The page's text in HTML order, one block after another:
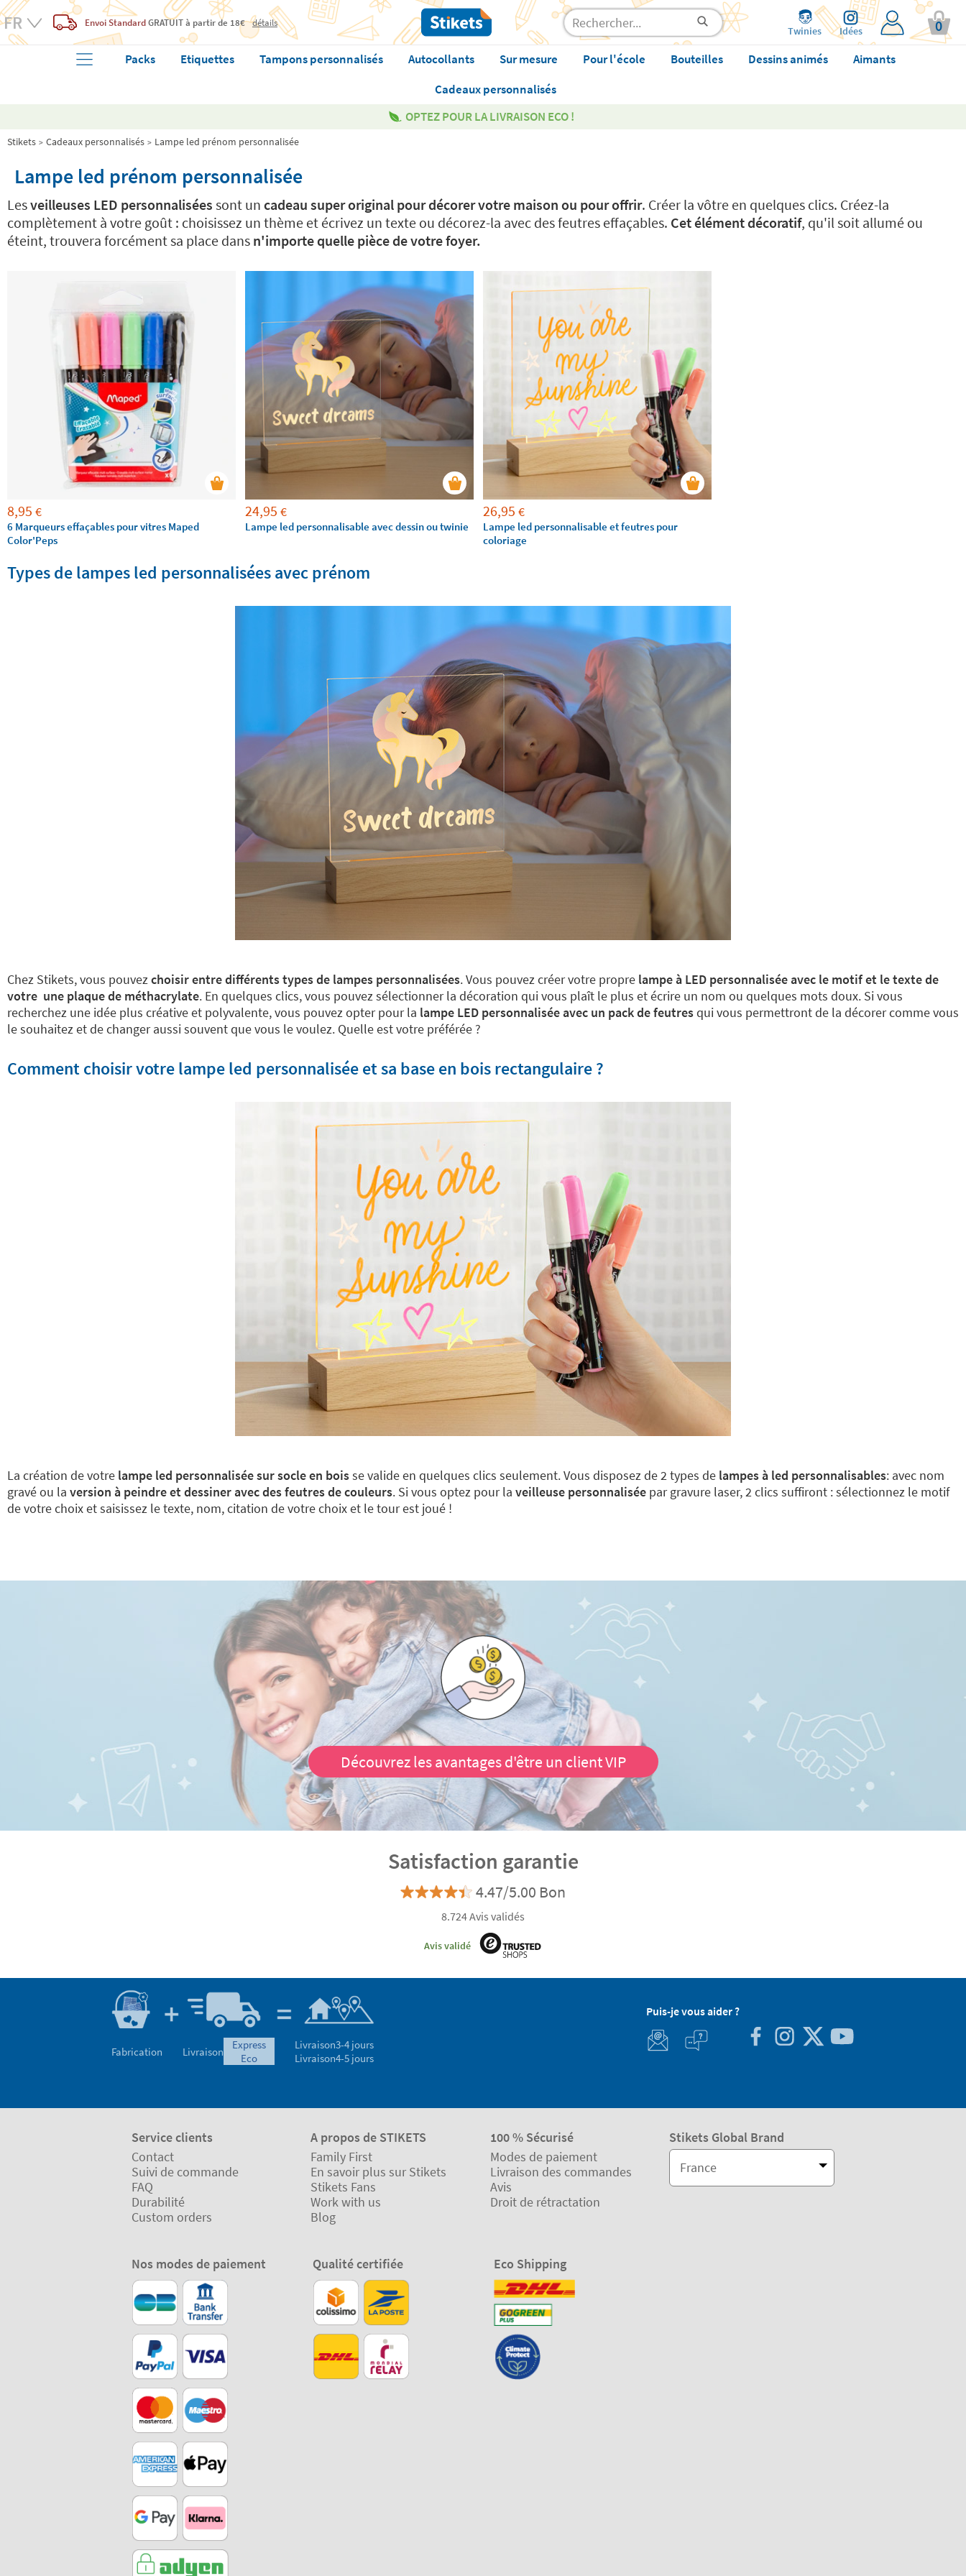
Envoi StandardGRATUITà partir de 18€ détails
Twinies Idées 0
Packs Etiquettes Tampons personnalisés Autocollants Sur mesure Pour l'école Bouteilles Dessins animés
Aimants
Cadeaux personnalisés
OPTEZ POUR LA LIVRAISON ECO !
Stikets Cadeaux personnalisés Lampe led prénom personnalisée
Lampe led prénom personnalisée
Lesveilleuses LED personnalisées sont un cadeau super original pour décorer votre maison ou pour offrir. Créer la vôtre en quelques clics. Créez-la
complètement à votre goût : choisissez un thème et écrivez un texte ou décorez-la avec des feutres effaçables. Cet élément décoratif, qu'il soit allumé ou
éteint, trouvera forcément sa place dans n'importe quelle pièce de votre foyer.
8,95 €
6 Marqueurs effaçables pour vitres Maped
Color'Peps
24,95 €
Lampe led personnalisable avec dessin ou twinie
26,95 €
Lampe led personnalisable et feutres pour
coloriage
Types de lampes led personnalisées avec prénom
Chez Stikets, vous pouvezchoisir entre différents types de lampes personnalisées. Vous pouvez créer votre propre lampe à LED personnalisée avec le motif et le texte de
votre une plaque de méthacrylate. En quelques clics, vous pouvez sélectionner la décoration qui vous plaît le plus et écrire un nom ou quelques mots doux. Si vous
recherchez une idée plus créative et polyvalente, vous pouvez opter pour la lampe LED personnalisée avec un pack de feutresqui vous permettront de la décorer comme vous
le souhaitez et de changer aussi souvent que vous le voulez. Quelle est votre préférée ?
Comment choisir votre lampe led personnalisée et sa base en bois rectangulaire ?
La création de votre lampe led personnalisée sur socle en boisse valide en quelques clics seulement. Vous disposez de 2 types de lampes à led personnalisables: avec nom
gravé ou la version à peindre et dessiner avec des feutres de couleurs. Si vous optez pour la veilleuse personnalisée par gravure laser, 2 clics suffiront : sélectionnez le motif
de votre choix et saisissez le texte, nom, citation de votre choix et le tour est joué !
Découvrez les avantages d'être un client VIP
Satisfaction garantie
4.47/5.00 Bon
8.724 Avis validés
Avis validé
Fabrication Livraison
express
eco
Livraison3-4 jours
Livraison4-5 jours
Puis-je vous aider ?
Service clients
Contact
Suivi de commande
FAQ
Durabilité
Custom orders
A propos de STIKETS
Family First
En savoir plus sur Stikets
Stikets Fans
Work with us
Blog
100 % Sécurisé
Modes de paiement
Livraison des commandes
Avis
Droit de rétractation
Stikets Global Brand
France
Nos modes de paiement Qualité certifiée Eco Shipping